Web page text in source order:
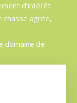
d’intérêt
chasse agrée,
domaine de
de
Nationaux)